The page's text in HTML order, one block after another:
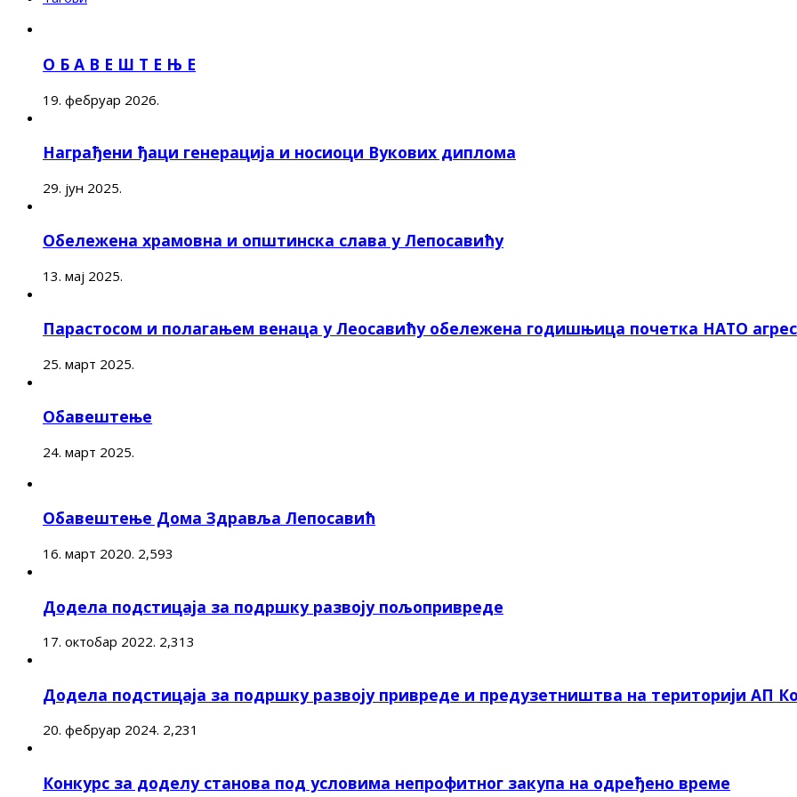
О Б А В Е Ш Т Е Њ Е
19. фебруар 2026.
Награђени ђаци генерација и носиоци Вукових диплома
29. јун 2025.
Обележена храмовна и општинска слава у Лепосавићу
13. мај 2025.
Парастосом и полагањем венаца у Леосавићу обележена годишњица почетка НАТО
25. март 2025.
Обавештење
24. март 2025.
Обавештење Дома Здравља Лепосавић
16. март 2020. 2,593
Додела подстицаја за подршку развоју пољопривреде
17. октобар 2022. 2,313
Додела подстицаја за подршку развоју привреде и предузетништва на територији АП
20. фебруар 2024. 2,231
Конкурс за доделу станова под условима непрофитног закупа на одређено време